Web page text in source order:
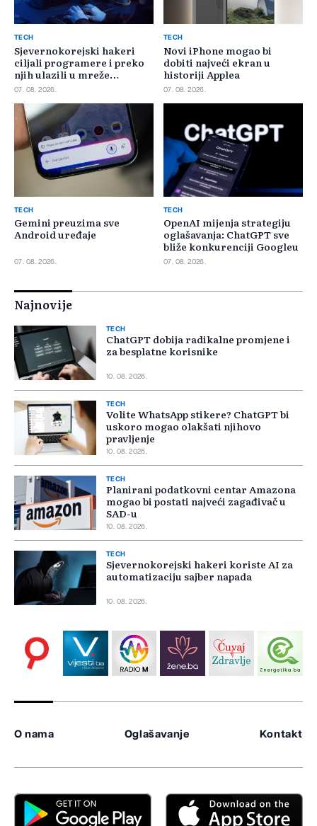
TECH
Sjevernokorejski hakeri
ciljali programere i preko
njih ulazili u mreže
kompanija
07. 08. 2026.
TECH
Novi iPhone mogao bi
dobiti najveći ekran u
historiji Applea
07. 08. 2026.
TECH
Gemini preuzima sve
Android uređaje
07. 08. 2026.
TECH
OpenAI mijenja strategiju
oglašavanja: ChatGPT sve
bliže konkurenciji Googleu
07. 08. 2026.
Najnovije
TECH
ChatGPT dobija radikalne promjene i
za besplatne korisnike
10. 08. 2026.
TECH
Volite WhatsApp stikere? ChatGPT bi
uskoro mogao olakšati njihovo
pravljenje
10. 08. 2026.
TECH
Planirani podatkovni centar Amazona
mogao bi postati najveći zagađivač u
SAD-u
10. 08. 2026.
TECH
Sjevernokorejski hakeri koriste AI za
automatizaciju sajber napada
10. 08. 2026.
O nama Oglašavanje Kontakt